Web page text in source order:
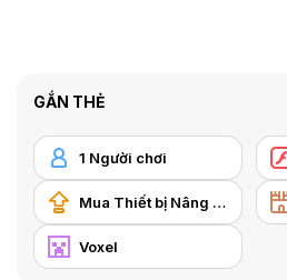
GẮN THẺ
1 Người chơi
Mua Thiết bị Nâng cấp
Voxel